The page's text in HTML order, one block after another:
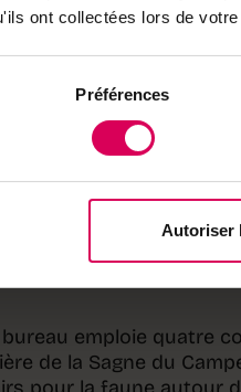
ont collectées lors de
Préférences
Autoriser
En 1997, quand le
laisse pas abattre. Il
à Oron-la-Ville, le
fusionnée. Mais
en son âme et
emploie quatre
de la Sagne du